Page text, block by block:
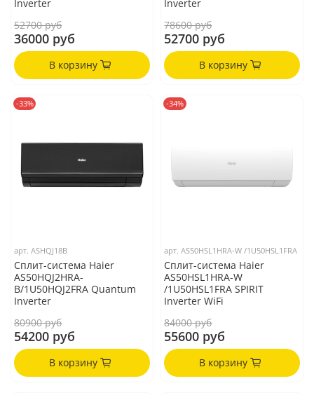
Inverter
52700 руб
36000 руб
В корзину
Inverter
78600 руб
52700 руб
В корзину
-33%
арт.ASHQJ18B
Сплит-система Haier
AS50HQJ2HRA-
B/1U50HQJ2FRA Quantum
Inverter
80900 руб
54200 руб
В корзину
-34%
арт.AS50HSL1HRA-W /1U50HSL1FRA
Сплит-система Haier
AS50HSL1HRA-W
/1U50HSL1FRA SPIRIT
Inverter WiFi
84000 руб
55600 руб
В корзину